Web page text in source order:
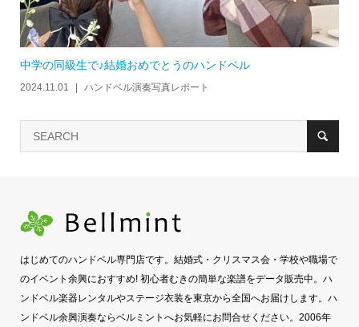
中学の同級生で♪結婚おめでとうのハンドベル
2024.11.01 ハンドベル演奏写真レポート
はじめてのハンドベル専門店です。結婚式・クリスマス会・学校や職場で
のイベント余興におすすめ! 初心者むきの簡単な楽譜をデータ販売中。ハ
ンドベル楽器レンタルやステージ衣装を東京から全国へお届けします。ハ
ンドベル余興演奏ならベルミントへお気軽にお問合せください。2006年